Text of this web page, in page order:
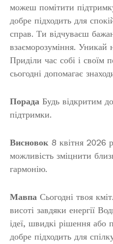
можеш помітити
добре підходить для
справ. Ти відчуваєш
взаєморозуміння. Уникай
Приділи час собі і своїм
сьогодні допомагає
Порада Будь відкритим
підтримки.
Висновок 8 квітня 2026
можливість зміцнити
гармонію.
Мавпа Сьогодні твоя
висоті завдяки енергії
ідеї, швидкі рішення
добре підходить для